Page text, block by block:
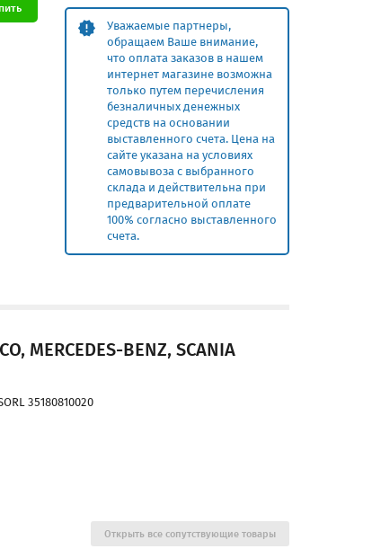
Уважаемые партнеры,
обращаем Ваше внимание,
что оплата заказов в нашем
интернет магазине возможна
только путем перечисления
безналичных денежных
средств на основании
выставленного счета. Цена на
сайте указана на условиях
самовывоза с выбранного
склада и действительна при
предварительной оплате
100% согласно выставленного
счета.
MERCEDES-BENZ, SCANIA
35180810020
Открыть все сопутствующие товары